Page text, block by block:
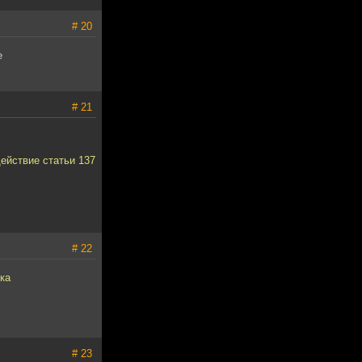
# 20
# 21
статьи 137
# 22
# 23